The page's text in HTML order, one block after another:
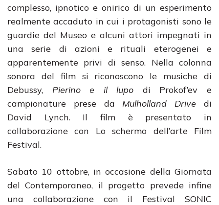
complesso, ipnotico e onirico di un esperimento
realmente accaduto in cui i protagonisti sono le
guardie del Museo e alcuni attori impegnati in
una serie di azioni e rituali eterogenei e
apparentemente privi di senso. Nella colonna
sonora del film si riconoscono le musiche di
Debussy, Pierino e il lupo di Prokof’ev e
campionature prese da Mulholland Drivedi
David Lynch. Il film è presentato in
collaborazione con Lo schermo dell’arte Film
Festival.
Sabato 10 ottobre, in occasione della Giornata
del Contemporaneo, il progetto prevede infine
una collaborazione con il Festival SONIC